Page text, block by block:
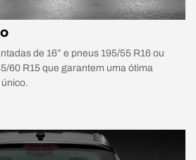
de 16” e pneus 195/55 R16 ou
60 R15 que garantem uma ótima